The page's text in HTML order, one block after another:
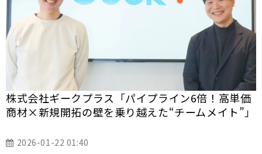
株式会社ギークプラス「パイプライン6倍！高単価
商材×新規開拓の壁を乗り越えた“チームメイト”」
2026-01-22 01:40